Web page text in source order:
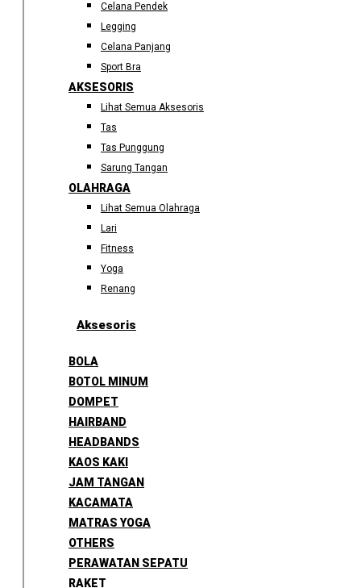
Celana Pendek
Legging
Celana Panjang
Sport Bra
AKSESORIS
Lihat Semua Aksesoris
Tas
Tas Punggung
Sarung Tangan
OLAHRAGA
Lihat Semua Olahraga
Lari
Fitness
Yoga
Renang
Aksesoris
BOLA
BOTOL MINUM
DOMPET
HAIRBAND
HEADBANDS
KAOS KAKI
JAM TANGAN
KACAMATA
MATRAS YOGA
OTHERS
PERAWATAN SEPATU
RAKET